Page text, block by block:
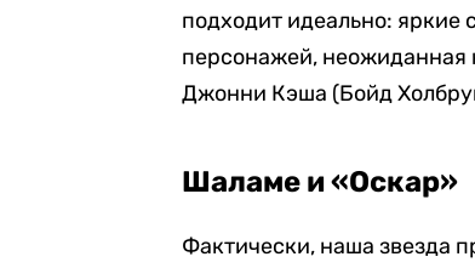
подходит идеально: яркие
персонажей, неожиданная
Джонни Кэша (Бойд
Шаламе и «Оскар»
Фактически, наша звезда